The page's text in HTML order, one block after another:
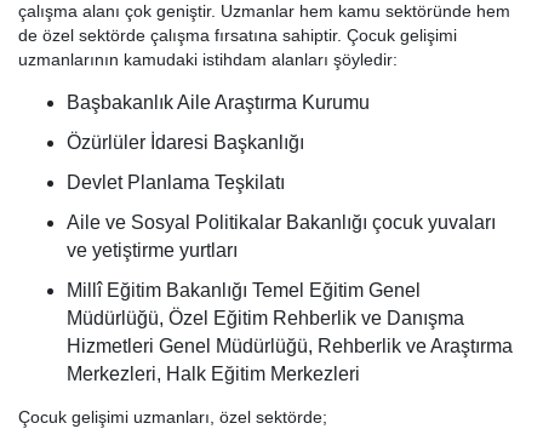
çalışma alanı çok geniştir. Uzmanlar hem kamu sektöründe hem
de özel sektörde çalışma fırsatına sahiptir. Çocuk gelişimi
uzmanlarının kamudaki istihdam alanları şöyledir:
Başbakanlık Aile Araştırma Kurumu
Özürlüler İdaresi Başkanlığı
Devlet Planlama Teşkilatı
Aile ve Sosyal Politikalar Bakanlığı çocuk yuvaları
ve yetiştirme yurtları
Millî Eğitim Bakanlığı Temel Eğitim Genel
Müdürlüğü, Özel Eğitim Rehberlik ve Danışma
Hizmetleri Genel Müdürlüğü, Rehberlik ve Araştırma
Merkezleri, Halk Eğitim Merkezleri
Çocuk gelişimi uzmanları, özel sektörde;